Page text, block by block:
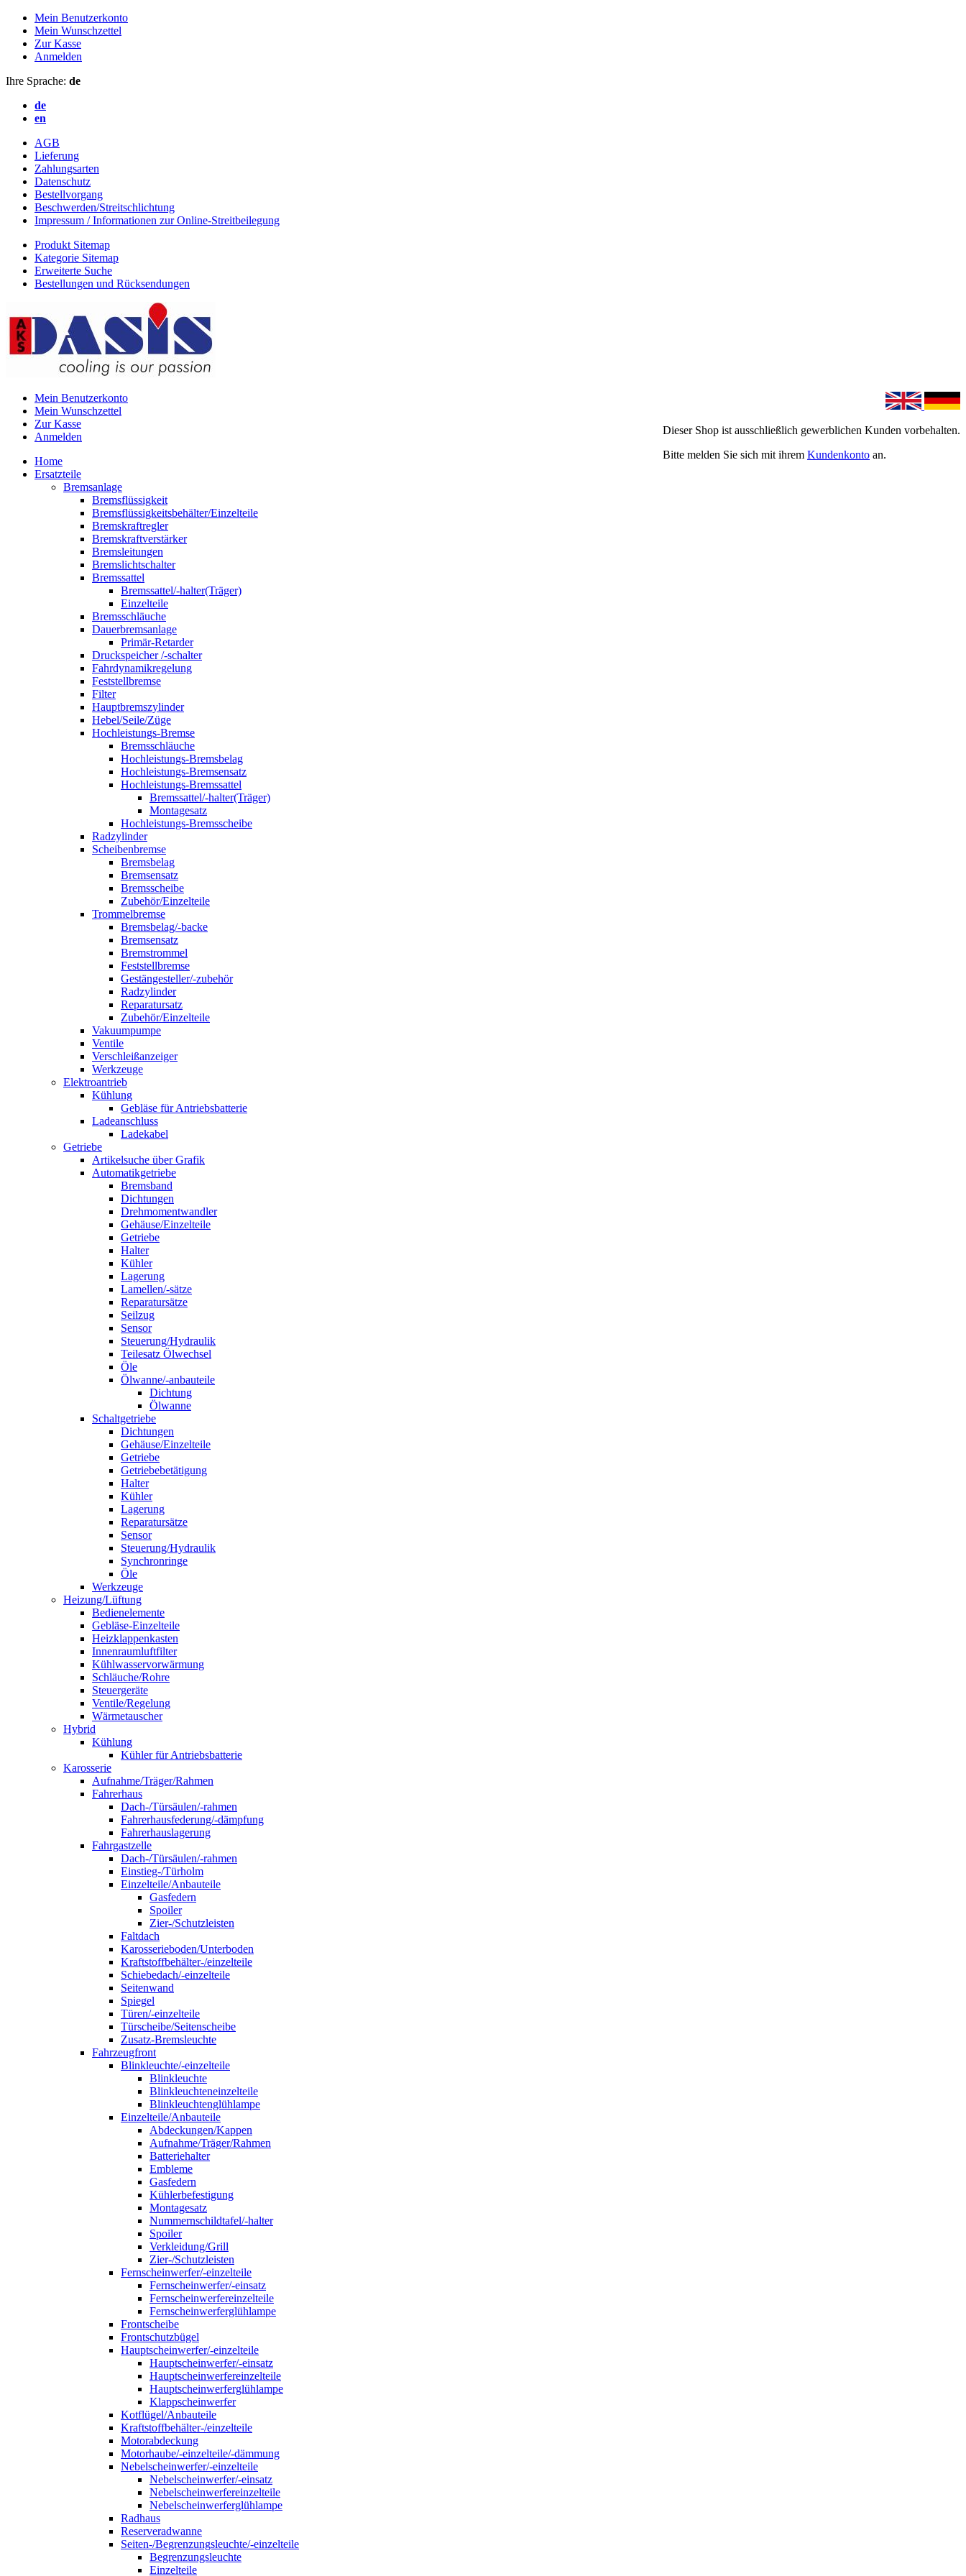
Mein Benutzerkonto
Mein Wunschzettel
Zur Kasse
Anmelden
Ihre Sprache: de
de
en
AGB
Lieferung
Zahlungsarten
Datenschutz
Bestellvorgang
Beschwerden/Streitschlichtung
Impressum / Informationen zur Online-Streitbeilegung
Produkt Sitemap
Kategorie Sitemap
Erweiterte Suche
Bestellungen und Rücksendungen
Dieser Shop ist ausschließlich gewerblichen Kunden vorbehalten.
Bitte melden Sie sich mit ihrem Kundenkonto an.
Mein Benutzerkonto
Mein Wunschzettel
Zur Kasse
Anmelden
Home
Ersatzteile
Bremsanlage
Bremsflüssigkeit
Bremsflüssigkeitsbehälter/Einzelteile
Bremskraftregler
Bremskraftverstärker
Bremsleitungen
Bremslichtschalter
Bremssattel
Bremssattel/-halter(Träger)
Einzelteile
Bremsschläuche
Dauerbremsanlage
Primär-Retarder
Druckspeicher /-schalter
Fahrdynamikregelung
Feststellbremse
Filter
Hauptbremszylinder
Hebel/Seile/Züge
Hochleistungs-Bremse
Bremsschläuche
Hochleistungs-Bremsbelag
Hochleistungs-Bremsensatz
Hochleistungs-Bremssattel
Bremssattel/-halter(Träger)
Montagesatz
Hochleistungs-Bremsscheibe
Radzylinder
Scheibenbremse
Bremsbelag
Bremsensatz
Bremsscheibe
Zubehör/Einzelteile
Trommelbremse
Bremsbelag/-backe
Bremsensatz
Bremstrommel
Feststellbremse
Gestängesteller/-zubehör
Radzylinder
Reparatursatz
Zubehör/Einzelteile
Vakuumpumpe
Ventile
Verschleißanzeiger
Werkzeuge
Elektroantrieb
Kühlung
Gebläse für Antriebsbatterie
Ladeanschluss
Ladekabel
Getriebe
Artikelsuche über Grafik
Automatikgetriebe
Bremsband
Dichtungen
Drehmomentwandler
Gehäuse/Einzelteile
Getriebe
Halter
Kühler
Lagerung
Lamellen/-sätze
Reparatursätze
Seilzug
Sensor
Steuerung/Hydraulik
Teilesatz Ölwechsel
Öle
Ölwanne/-anbauteile
Dichtung
Ölwanne
Schaltgetriebe
Dichtungen
Gehäuse/Einzelteile
Getriebe
Getriebebetätigung
Halter
Kühler
Lagerung
Reparatursätze
Sensor
Steuerung/Hydraulik
Synchronringe
Öle
Werkzeuge
Heizung/Lüftung
Bedienelemente
Gebläse-Einzelteile
Heizklappenkasten
Innenraumluftfilter
Kühlwasservorwärmung
Schläuche/Rohre
Steuergeräte
Ventile/Regelung
Wärmetauscher
Hybrid
Kühlung
Kühler für Antriebsbatterie
Karosserie
Aufnahme/Träger/Rahmen
Fahrerhaus
Dach-/Türsäulen/-rahmen
Fahrerhausfederung/-dämpfung
Fahrerhauslagerung
Fahrgastzelle
Dach-/Türsäulen/-rahmen
Einstieg-/Türholm
Einzelteile/Anbauteile
Gasfedern
Spoiler
Zier-/Schutzleisten
Faltdach
Karosserieboden/Unterboden
Kraftstoffbehälter-/einzelteile
Schiebedach/-einzelteile
Seitenwand
Spiegel
Türen/-einzelteile
Türscheibe/Seitenscheibe
Zusatz-Bremsleuchte
Fahrzeugfront
Blinkleuchte/-einzelteile
Blinkleuchte
Blinkleuchteneinzelteile
Blinkleuchtenglühlampe
Einzelteile/Anbauteile
Abdeckungen/Kappen
Aufnahme/Träger/Rahmen
Batteriehalter
Embleme
Gasfedern
Kühlerbefestigung
Montagesatz
Nummernschildtafel/-halter
Spoiler
Verkleidung/Grill
Zier-/Schutzleisten
Fernscheinwerfer/-einzelteile
Fernscheinwerfer/-einsatz
Fernscheinwerfereinzelteile
Fernscheinwerferglühlampe
Frontscheibe
Frontschutzbügel
Hauptscheinwerfer/-einzelteile
Hauptscheinwerfer/-einsatz
Hauptscheinwerfereinzelteile
Hauptscheinwerferglühlampe
Klappscheinwerfer
Kotflügel/Anbauteile
Kraftstoffbehälter-/einzelteile
Motorabdeckung
Motorhaube/-einzelteile/-dämmung
Nebelscheinwerfer/-einzelteile
Nebelscheinwerfer/-einsatz
Nebelscheinwerfereinzelteile
Nebelscheinwerferglühlampe
Radhaus
Reserveradwanne
Seiten-/Begrenzungsleuchte/-einzelteile
Begrenzungsleuchte
Einzelteile